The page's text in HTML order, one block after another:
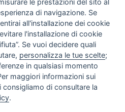
le prestazioni del sito al
di navigazione. Se
all'installazione dei cookie
l'installazione di cookie
Se vuoi decidere quali
personalizza le tue scelte;
in qualsiasi momento
maggiori informazioni sui
di consultare la
.